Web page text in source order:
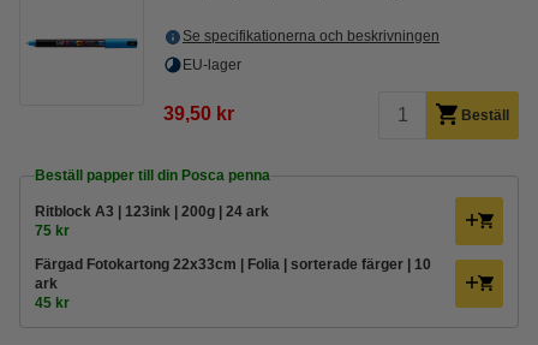
Se specifikationerna och beskrivningen
EU-lager
39,50 kr Beställ
Beställ papper till din Posca penna
Ritblock A3 | 123ink | 200g | 24 ark
75 kr
Färgad Fotokartong 22x33cm | Folia | sorterade färger | 10
ark
45 kr